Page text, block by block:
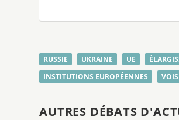
RUSSIE UKRAINE UE
INSTITUTIONS EUROPÉENNES
AUTRES DÉBATS